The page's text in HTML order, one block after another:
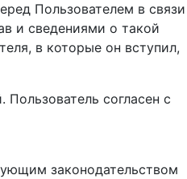
Пользователем в связи
и сведениями о такой
в которые он вступил,
согласен с
законодательством